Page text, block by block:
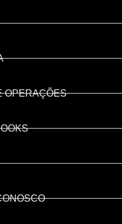
OPERAÇÕES